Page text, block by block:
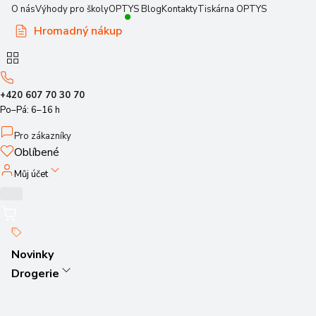
O násVýhody pro školyOPTYS BlogKontaktyTiskárna OPTYS
Hromadný nákup
+420 607 70 30 70
Po–Pá: 6–16 h
Pro zákazníky
Oblíbené
Můj účet
Novinky
Drogerie